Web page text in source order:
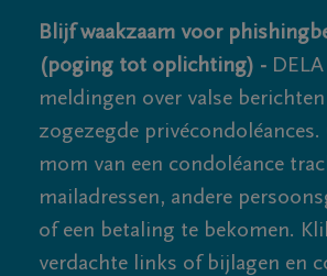
Blijf waakzaam voor
(poging tot oplichting) -
meldingen over valse berichten
zogezegde
mom van een condoléance
mailadressen, andere
of een betaling te bekomen.
verdachte links of bijlagen en